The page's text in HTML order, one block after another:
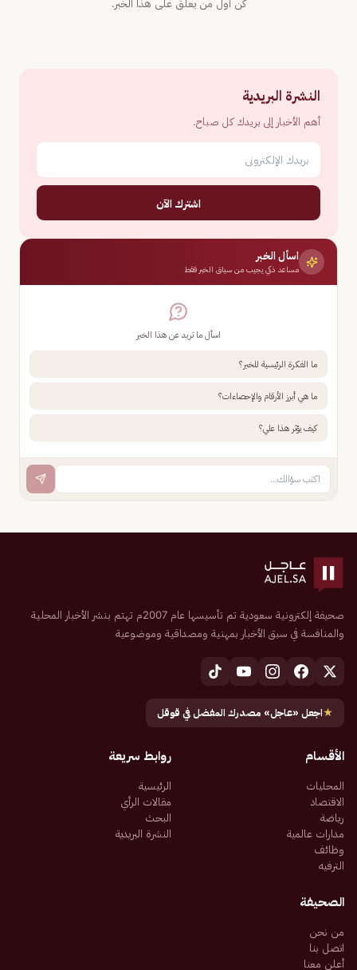
كن أول من يعلّق على هذا الخبر.
النشرة البريدية
أهم الأخبار إلى بريدك كل صباح.
اشترك الآن
اسأل الخبر
مساعد ذكي يجيب من سياق الخبر فقط
اسأل ما تريد عن هذا الخبر
ما الفكرة الرئيسية للخبر؟
ما هي أبرز الأرقام والإحصاءات؟
كيف يؤثر هذا علي؟
صحيفة إلكترونية سعودية تم تأسيسها عام 2007م تهتم بنشر الأخبار المحلية
والمنافسة في سبق الأخبار بمهنية ومصداقية وموضوعية
★اجعل «عاجل» مصدرك المفضل في قوقل
الأقسام
المحليات
الاقتصاد
رياضة
مدارات عالمية
وظائف
الترفيه
روابط سريعة
الرئيسية
مقالات الرأي
البحث
النشرة البريدية
الصحيفة
من نحن
اتصل بنا
أعلن معنا